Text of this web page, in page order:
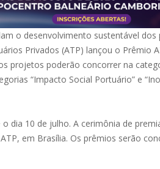
o desenvolvimento sustentável dos
Privados (ATP) lançou o Prêmio
projetos poderão concorrer na
“Impacto Social Portuário” e
dia 10 de julho. A cerimônia de
em Brasília. Os prêmios serão